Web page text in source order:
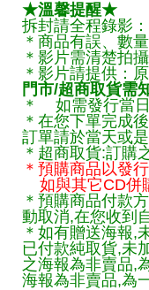
★溫馨提醒★
拆封請全程錄影
＊商品有誤、數
＊影片需清楚拍
＊影片請提供：
門市/超商取貨需
＊ 如需發行當日
＊在您下單完成
訂單請於當天或
＊超商取貨:訂購
＊預購商品以發
如與其它CD併
＊預購商品付款
動取消,在您收到
＊如有贈送海報,
已付款純取貨,未
之海報為非賣品,
海報為非賣品,為